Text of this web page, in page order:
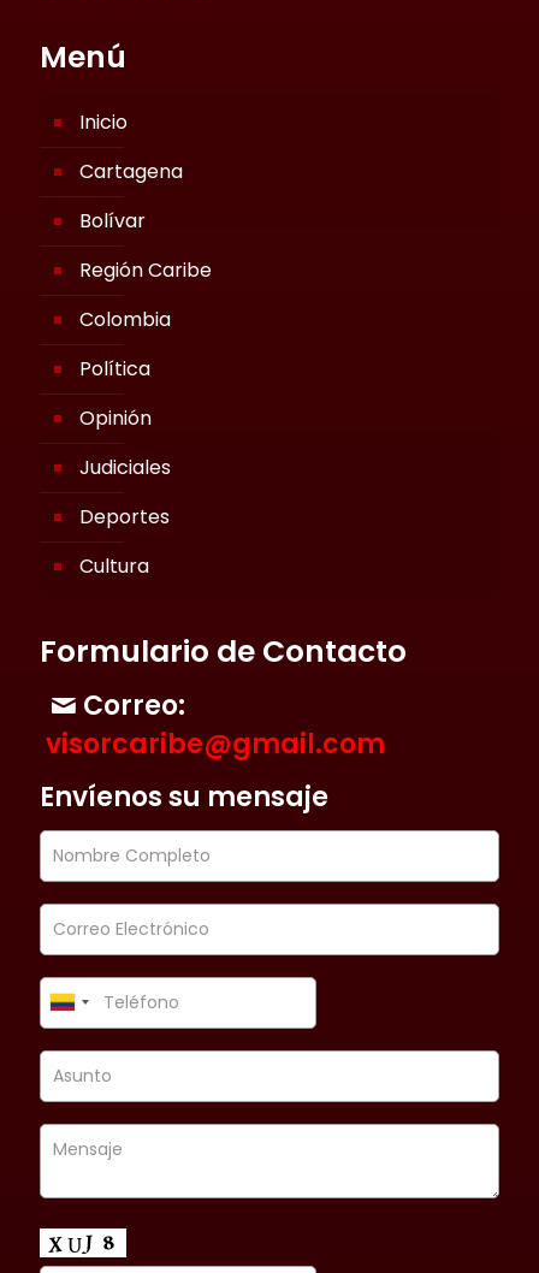
Menú
Inicio
Cartagena
Bolívar
Región Caribe
Colombia
Política
Opinión
Judiciales
Deportes
Cultura
Formulario de Contacto
Correo:
visorcaribe@gmail.com
Envíenos su mensaje